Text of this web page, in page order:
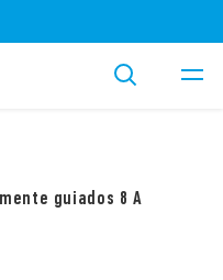
guiados 8 A